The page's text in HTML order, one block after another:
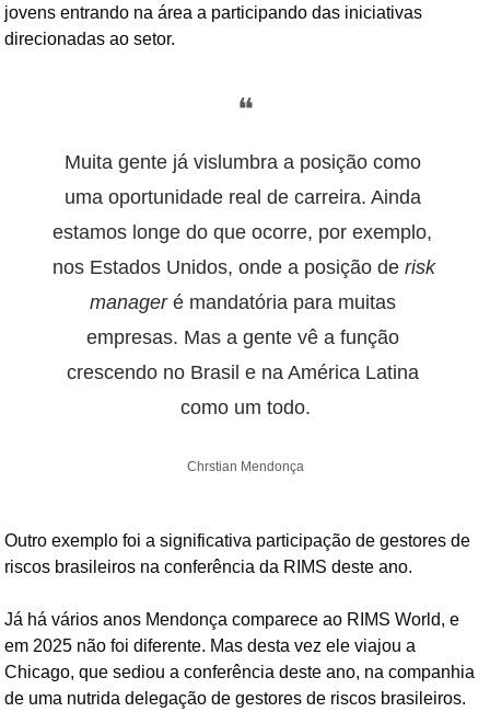
jovens entrando na área a participando das iniciativas
direcionadas ao setor.
❝
Muita gente já vislumbra a posição como
uma oportunidade real de carreira. Ainda
estamos longe do que ocorre, por exemplo,
nos Estados Unidos, onde a posição de risk
manager é mandatória para muitas
empresas. Mas a gente vê a função
crescendo no Brasil e na América Latina
como um todo.
Chrstian Mendonça
Outro exemplo foi a significativa participação de gestores de
riscos brasileiros na conferência da RIMS deste ano.
Já há vários anos Mendonça comparece ao RIMS World, e
em 2025 não foi diferente. Mas desta vez ele viajou a
Chicago, que sediou a conferência deste ano, na companhia
de uma nutrida delegação de gestores de riscos brasileiros.